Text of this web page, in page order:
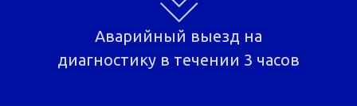
Аварийный выезд на
диагностику в течении 3 часов